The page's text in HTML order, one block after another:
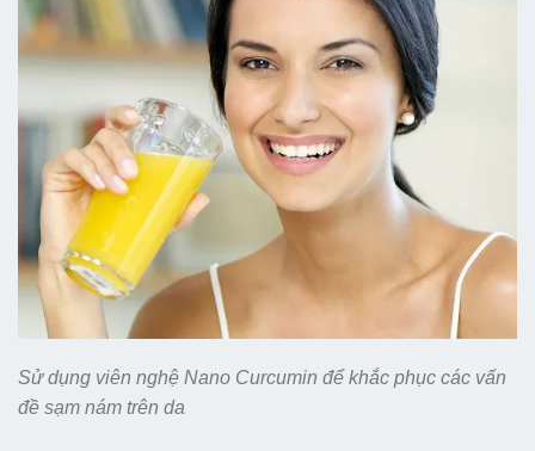
Sử dụng viên nghệ Nano Curcumin để khắc phục các vấn
đề sạm nám trên da